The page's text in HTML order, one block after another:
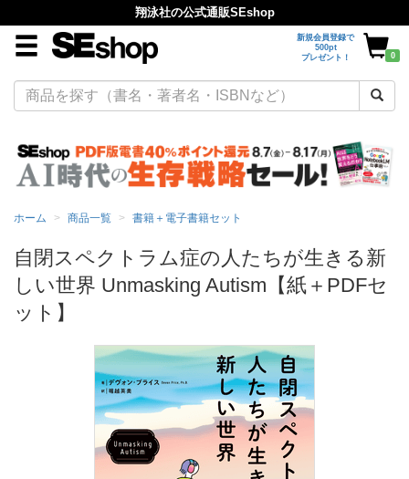
翔泳社の公式通販SEshop
新規会員登録で
500pt
プレゼント！
0
ホーム 商品一覧 書籍＋電子書籍セット
自閉スペクトラム症の人たちが生きる新
しい世界 Unmasking Autism【紙＋PDFセ
ット】